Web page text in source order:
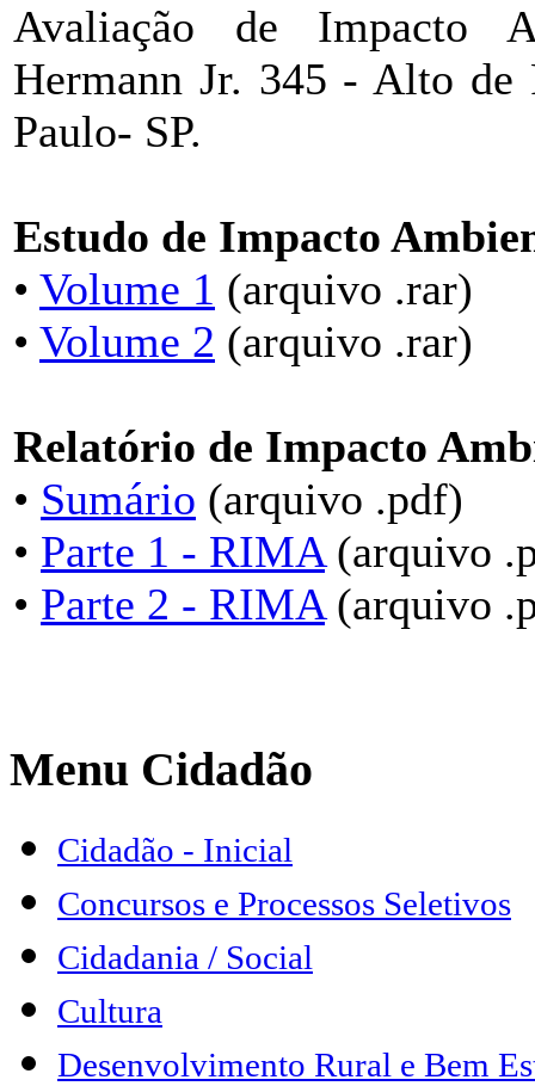
Avaliação de Impacto
Hermann Jr. 345 - Alto de
Paulo- SP.
Estudo de Impacto
• Volume 1 (arquivo .rar)
• Volume 2 (arquivo .rar)
Relatório de Impacto
• Sumário (arquivo .pdf)
• Parte 1 - RIMA(arquivo
• Parte 2 - RIMA(arquivo
Menu Cidadão
Cidadão - Inicial
Concursos e Processos Seletivos
Cidadania / Social
Cultura
Desenvolvimento Rural e Bem